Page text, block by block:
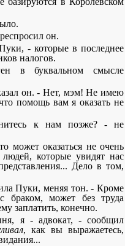
он.
- которые в последнее
налогов.
в буквальном смысле
он. - Нет, мэм! Не имею
помощь вам я оказать не
к нам позже? - не
может оказаться не очень
которые увидят нас
Дело в том,
Пуки, меняя тон. - Кроме
браком, может без труда
заплатить, конечно.
я - адвокат, - сообщил
, как вы выражаетесь,